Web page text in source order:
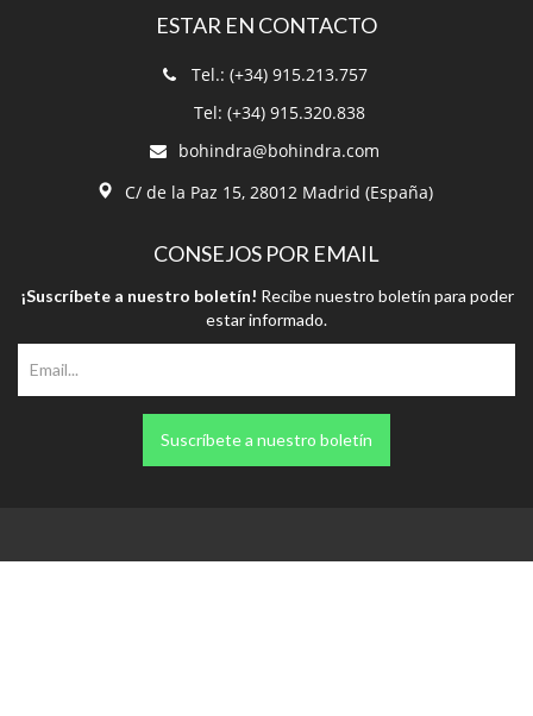
ESTAR EN CONTACTO
Tel.: (+34) 915.213.757
Tel: (+34) 915.320.838
bohindra@bohindra.com
C/ de la Paz 15, 28012 Madrid (España)
CONSEJOS POR EMAIL
¡Suscríbete a nuestro boletín! Recibe nuestro boletín para poder
estar informado.
Suscríbete a nuestro boletín